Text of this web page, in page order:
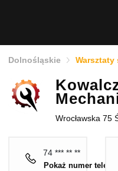
Dolnośląskie Warsztaty
Wrocławska 75
74 *** ** **
Pokaż numer